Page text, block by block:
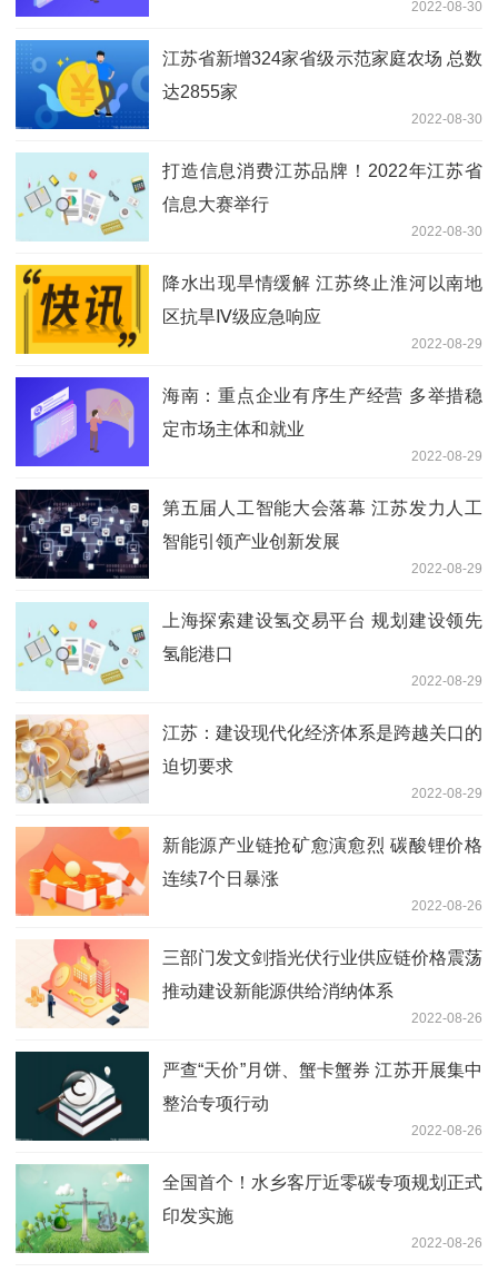
2022-08-30
江苏省新增324家省级示范家庭农场 总数
达2855家
2022-08-30
打造信息消费江苏品牌！2022年江苏省
信息大赛举行
2022-08-30
降水出现旱情缓解 江苏终止淮河以南地
区抗旱Ⅳ级应急响应
2022-08-29
海南：重点企业有序生产经营 多举措稳
定市场主体和就业
2022-08-29
第五届人工智能大会落幕 江苏发力人工
智能引领产业创新发展
2022-08-29
上海探索建设氢交易平台 规划建设领先
氢能港口
2022-08-29
江苏：建设现代化经济体系是跨越关口的
迫切要求
2022-08-29
新能源产业链抢矿愈演愈烈 碳酸锂价格
连续7个日暴涨
2022-08-26
三部门发文剑指光伏行业供应链价格震荡
推动建设新能源供给消纳体系
2022-08-26
严查“天价”月饼、蟹卡蟹券 江苏开展集中
整治专项行动
2022-08-26
全国首个！水乡客厅近零碳专项规划正式
印发实施
2022-08-26